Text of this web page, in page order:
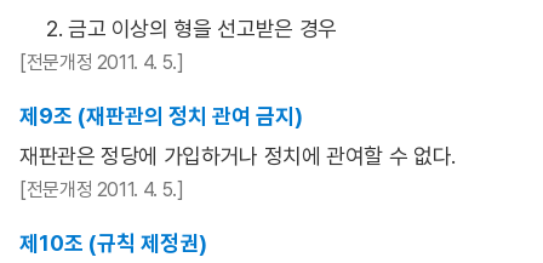
2. 금고 이상의 형을 선고받은 경우
[전문개정 2011. 4. 5.]
제9조 (재판관의 정치 관여 금지)
재판관은 정당에 가입하거나 정치에 관여할 수 없다.
[전문개정 2011. 4. 5.]
제10조 (규칙 제정권)